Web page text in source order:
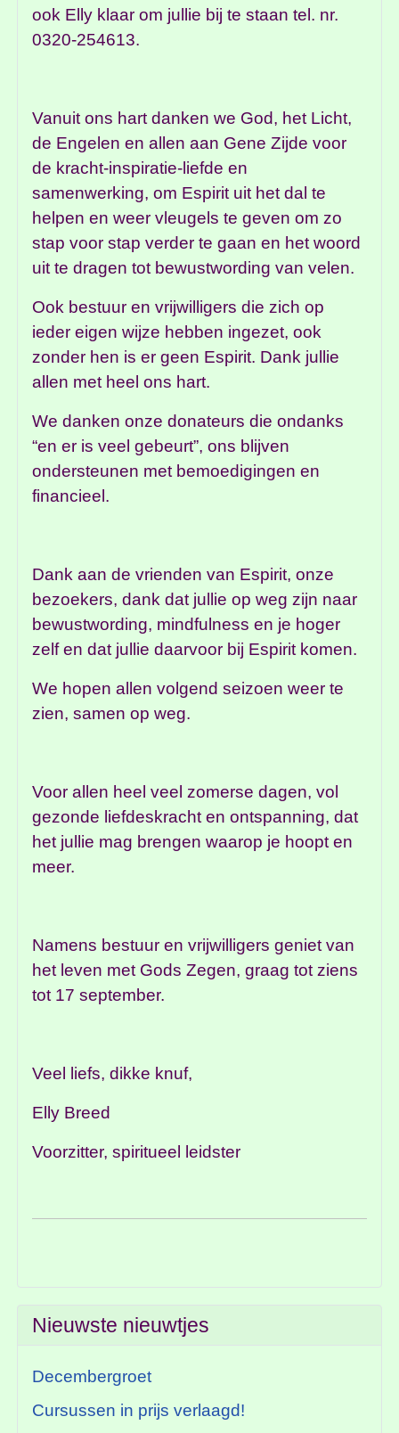
ook Elly klaar om jullie bij te staan tel. nr.
0320-254613.
Vanuit ons hart danken we God, het Licht,
de Engelen en allen aan Gene Zijde voor
de kracht-inspiratie-liefde en
samenwerking, om Espirit uit het dal te
helpen en weer vleugels te geven om zo
stap voor stap verder te gaan en het woord
uit te dragen tot bewustwording van velen.
Ook bestuur en vrijwilligers die zich op
ieder eigen wijze hebben ingezet, ook
zonder hen is er geen Espirit. Dank jullie
allen met heel ons hart.
We danken onze donateurs die ondanks
“en er is veel gebeurt”, ons blijven
ondersteunen met bemoedigingen en
financieel.
Dank aan de vrienden van Espirit, onze
bezoekers, dank dat jullie op weg zijn naar
bewustwording, mindfulness en je hoger
zelf en dat jullie daarvoor bij Espirit komen.
We hopen allen volgend seizoen weer te
zien, samen op weg.
Voor allen heel veel zomerse dagen, vol
gezonde liefdeskracht en ontspanning, dat
het jullie mag brengen waarop je hoopt en
meer.
Namens bestuur en vrijwilligers geniet van
het leven met Gods Zegen, graag tot ziens
tot 17 september.
Veel liefs, dikke knuf,
Elly Breed
Voorzitter, spiritueel leidster
Nieuwste nieuwtjes
Decembergroet
Cursussen in prijs verlaagd!